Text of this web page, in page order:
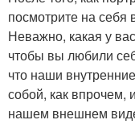
посмотрите на себя
Неважно, какая у
чтобы вы любили
что наши
собой, как впрочем,
нашем внешнем